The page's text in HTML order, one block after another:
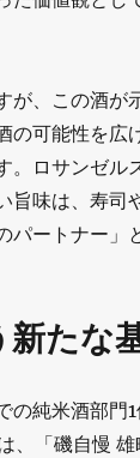
が、この酒が
の可能性を広
。ロサンゼル
旨味は、寿司
ートナー」
新たな
の純米酒部門
「磯自慢